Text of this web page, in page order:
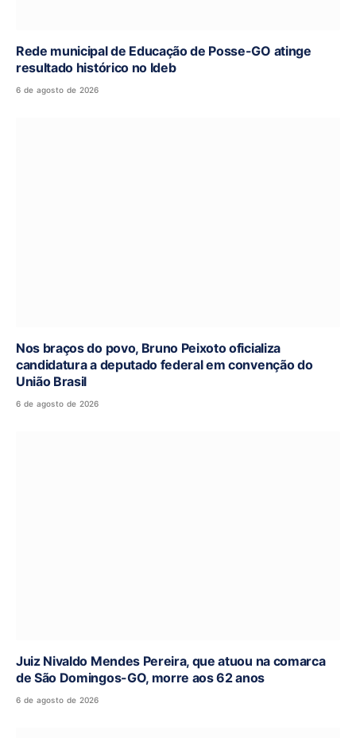
Rede municipal de Educação de Posse-GO atinge
resultado histórico no Ideb
6 de agosto de 2026
Nos braços do povo, Bruno Peixoto oficializa
candidatura a deputado federal em convenção do
União Brasil
6 de agosto de 2026
Juiz Nivaldo Mendes Pereira, que atuou na comarca
de São Domingos-GO, morre aos 62 anos
6 de agosto de 2026